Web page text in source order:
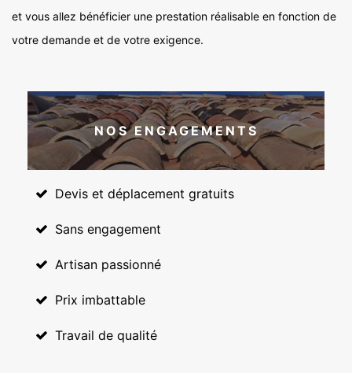
et vous allez bénéficier une prestation réalisable en fonction de
votre demande et de votre exigence.
NOS ENGAGEMENTS
Devis et déplacement gratuits
Sans engagement
Artisan passionné
Prix imbattable
Travail de qualité